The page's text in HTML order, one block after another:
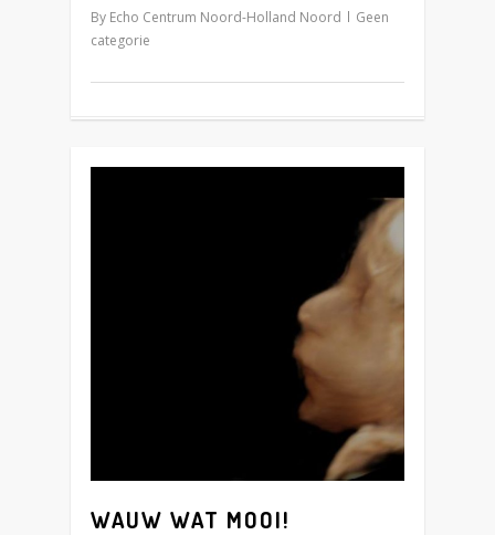
By Echo Centrum Noord-Holland Noord
Geen
categorie
WAUW WAT MOOI!